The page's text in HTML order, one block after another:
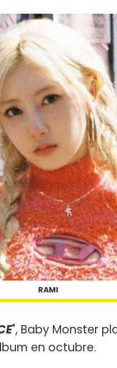
RAMI
", Baby Monster
en octubre.